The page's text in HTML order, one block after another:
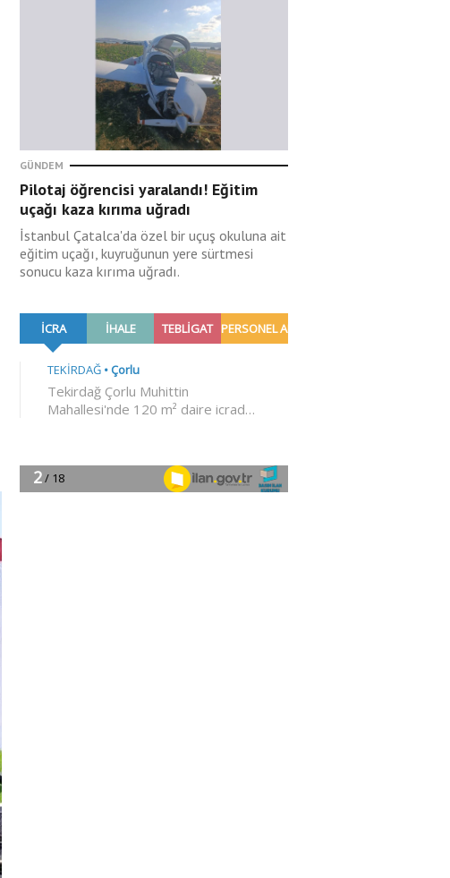
GÜNDEM
Pilotaj öğrencisi yaralandı! Eğitim
uçağı kaza kırıma uğradı
İstanbul Çatalca'da özel bir uçuş okuluna ait
eğitim uçağı, kuyruğunun yere sürtmesi
sonucu kaza kırıma uğradı.